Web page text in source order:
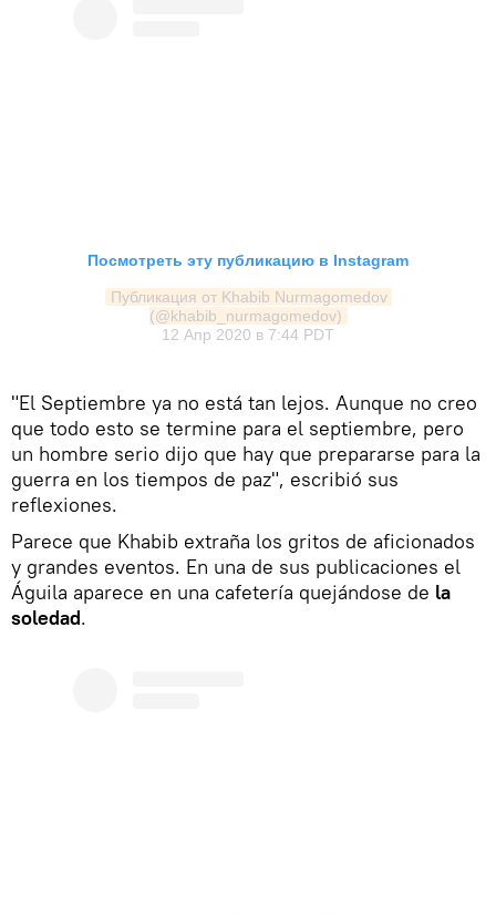
Посмотреть эту публикацию в Instagram
Публикация от Khabib Nurmagomedov
(@khabib_nurmagomedov)
12 Апр 2020 в 7:44 PDT
"El Septiembre ya no está tan lejos. Aunque no creo
que todo esto se termine para el septiembre, pero
un hombre serio dijo que hay que prepararse para la
guerra en los tiempos de paz", escribió sus
reflexiones.
Parece que Khabib extraña los gritos de aficionados
y grandes eventos. En una de sus publicaciones el
Águila aparece en una cafetería quejándose de la
soledad.